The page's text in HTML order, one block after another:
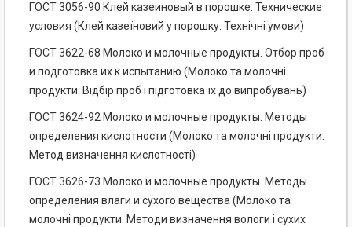
ГОСТ 3056-90 Клей казеиновый в порошке. Технические
условия (Клей казеїновий у порошку. Технічні умови)
ГОСТ 3622-68 Молоко и молочные продукты. Отбор проб
и подготовка их к испытанию (Молоко та молочні
продукти. Відбір проб і підготовка їх до випробувань)
ГОСТ 3624-92 Молоко и молочные продукты. Методы
определения кислотности (Молоко та молочні продукти.
Метод визначення кислотності)
ГОСТ 3626-73 Молоко и молочные продукты. Методы
определения влаги и сухого вещества (Молоко та
молочні продукти. Методи визначення вологи і сухих